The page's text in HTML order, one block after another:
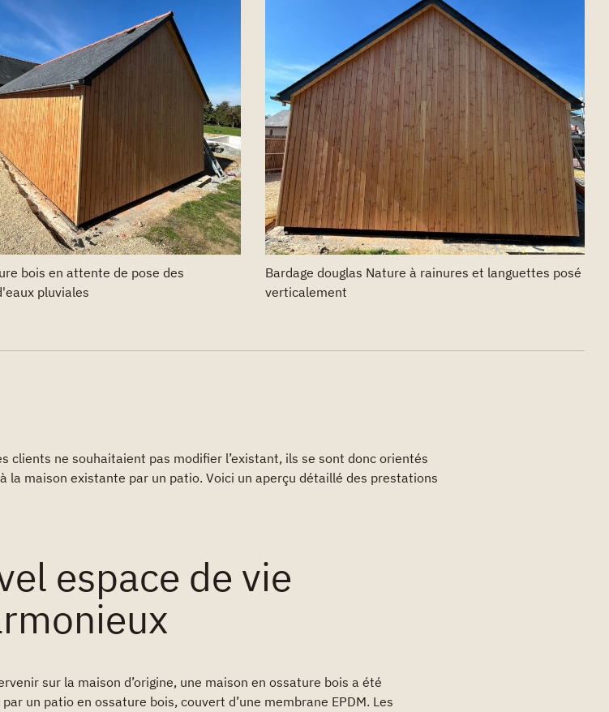
bois en attente de pose des
pluviales
Bardage douglas Nature à rainures et languettes posé
verticalement
clients ne souhaitaient pas modifier l’existant, ils se sont donc orientés
la maison existante par un patio. Voici un aperçu détaillé des prestations
espace de vie
sur la maison d’origine, une maison en ossature bois a été
un patio en ossature bois, couvert d’une membrane EPDM. Les